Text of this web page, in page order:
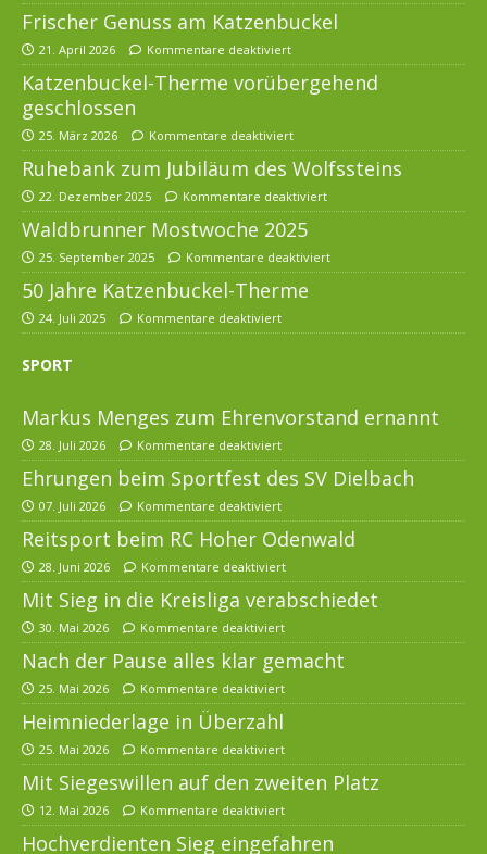
Frischer Genuss am Katzenbuckel
21. April 2026 Kommentare deaktiviert
Katzenbuckel-Therme vorübergehend
geschlossen
25. März 2026 Kommentare deaktiviert
Ruhebank zum Jubiläum des Wolfssteins
22. Dezember 2025 Kommentare deaktiviert
Waldbrunner Mostwoche 2025
25. September 2025 Kommentare deaktiviert
50 Jahre Katzenbuckel-Therme
24. Juli 2025 Kommentare deaktiviert
SPORT
Markus Menges zum Ehrenvorstand ernannt
28. Juli 2026 Kommentare deaktiviert
Ehrungen beim Sportfest des SV Dielbach
07. Juli 2026 Kommentare deaktiviert
Reitsport beim RC Hoher Odenwald
28. Juni 2026 Kommentare deaktiviert
Mit Sieg in die Kreisliga verabschiedet
30. Mai 2026 Kommentare deaktiviert
Nach der Pause alles klar gemacht
25. Mai 2026 Kommentare deaktiviert
Heimniederlage in Überzahl
25. Mai 2026 Kommentare deaktiviert
Mit Siegeswillen auf den zweiten Platz
12. Mai 2026 Kommentare deaktiviert
Hochverdienten Sieg eingefahren